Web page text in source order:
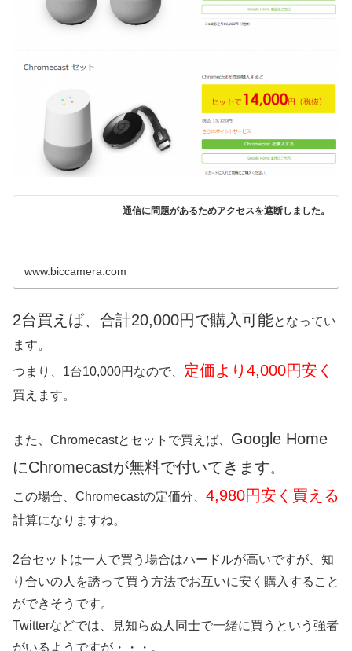
通信に問題があるためアクセスを遮断しました。
www.biccamera.com
2台買えば、合計20,000円で購入可能となってい
ます。
つまり、1台10,000円なので、 定価より4,000円安く
買えます。
また、Chromecastとセットで買えば、 Google Home
にChromecastが無料で付いてきます。
この場合、Chromecastの定価分、 4,980円安く買える
計算になりますね。
2台セットは一人で買う場合はハードルが高いですが、知
り合いの人を誘って買う方法でお互いに安く購入すること
ができそうです。
Twitterなどでは、見知らぬ人同士で一緒に買うという強者
がいるようですが・・・。